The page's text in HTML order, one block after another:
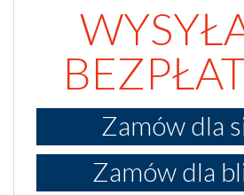
Zamów dla
Zamów dla